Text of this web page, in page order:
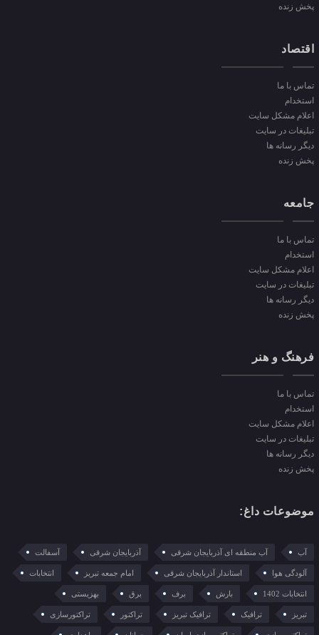
پخش زنده
اقتصاد
تماس با ما
استخدام
اعلام مشکل سایت
تبلیغات در سایت
دیگر رسانه ها
پخش زنده
جامعه
تماس با ما
استخدام
اعلام مشکل سایت
تبلیغات در سایت
دیگر رسانه ها
پخش زنده
فرهنگ و هنر
تماس با ما
استخدام
اعلام مشکل سایت
تبلیغات در سایت
دیگر رسانه ها
پخش زنده
موضوعات داغ:
آب آب منطقه ای آذربایجان شرقی آذربایجان شرقی آسفالت
آلودگی هوا استاندار آذربایجان شرقی امام جمعه تبریز انتخابات
انتخابات 1402 بارش برف برق بهزیستی
تبریز ترافیک ترافیک تبریز تراکتور تراکتورسازی